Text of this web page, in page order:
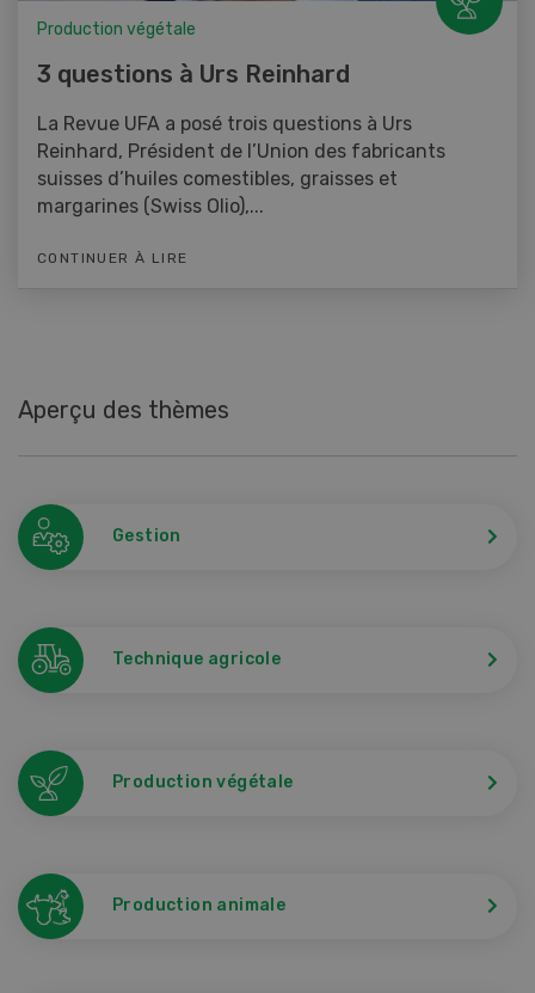
Production végétale
3 questions à Urs Reinhard
La Revue UFA a posé trois questions à Urs
Reinhard, Président de l’Union des fabricants
suisses d’huiles comestibles, graisses et
margarines (Swiss Olio),...
CONTINUER À LIRE
Aperçu des thèmes
Gestion
Technique agricole
Production végétale
Production animale